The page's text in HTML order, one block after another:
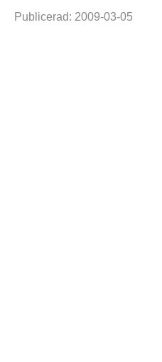
Publicerad: 2009-03-05